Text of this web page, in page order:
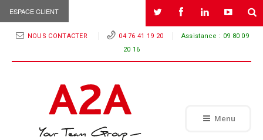
ESPACE CLIENT
NOUS CONTACTER 04 76 41 19 20 Assistance : 09 80 09
20 16
Menu